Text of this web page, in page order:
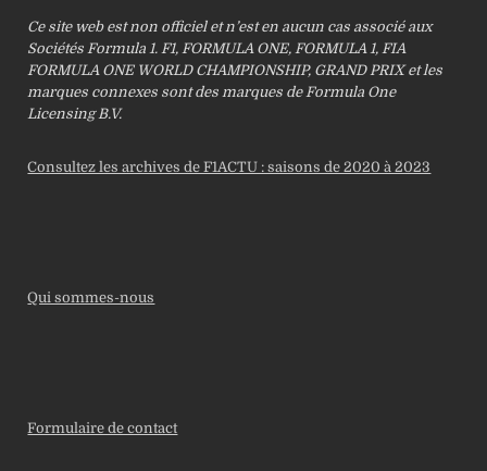
Ce site web est non officiel et n’est en aucun cas associé aux
Sociétés Formula 1. F1, FORMULA ONE, FORMULA 1, FIA
FORMULA ONE WORLD CHAMPIONSHIP, GRAND PRIX et les
marques connexes sont des marques de Formula One
Licensing B.V.
Consultez les archives de F1ACTU : saisons de 2020 à 2023
Qui sommes-nous
Formulaire de contact